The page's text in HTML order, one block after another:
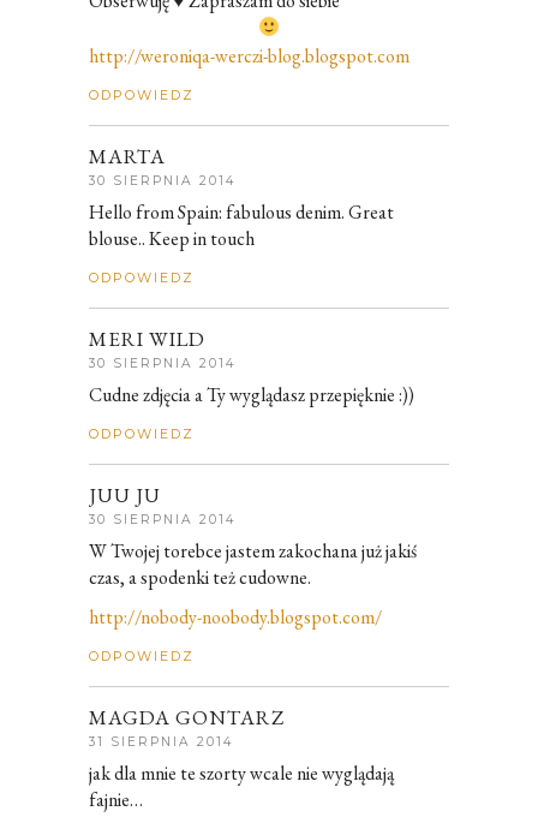
http://weroniqa-werczi-blog.blogspot.com
ODPOWIEDZ
MARTA
30 SIERPNIA 2014
Hello from Spain: fabulous denim. Great
blouse.. Keep in touch
ODPOWIEDZ
MERI WILD
30 SIERPNIA 2014
Cudne zdjęcia a Ty wyglądasz przepięknie :))
ODPOWIEDZ
JUU JU
30 SIERPNIA 2014
W Twojej torebce jastem zakochana już jakiś
czas, a spodenki też cudowne.
http://nobody-noobody.blogspot.com/
ODPOWIEDZ
MAGDA GONTARZ
31 SIERPNIA 2014
jak dla mnie te szorty wcale nie wyglądają
fajnie…